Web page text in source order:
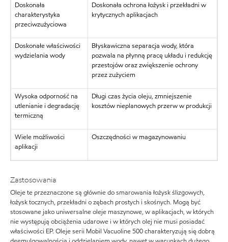
Doskonała
charakterystyka
przeciwzużyciowa
Doskonała ochrona łożysk i przekładni w
krytycznych aplikacjach
Doskonałe właściwości
wydzielania wody
Błyskawiczna separacja wody, która
pozwala na płynną pracę układu i redukcję
przestojów oraz zwiększenie ochrony
przez zużyciem
Wysoka odporność na
utlenianie i degradację
termiczną
Długi czas życia oleju, zmniejszenie
kosztów nieplanowych przerw w produkcji
Wiele możliwości
aplikacji
Oszczędności w magazynowaniu
Zastosowania
Oleje te przeznaczone są głównie do smarowania łożysk ślizgowych,
łożysk tocznych, przekładni o zębach prostych i skośnych. Mogą być
stosowane jako uniwersalne oleje maszynowe, w aplikacjach, w których
nie występują obciążenia udarowe i w których olej nie musi posiadać
właściwości EP. Oleje serii Mobil Vacuoline 500 charakteryzują się dobrą